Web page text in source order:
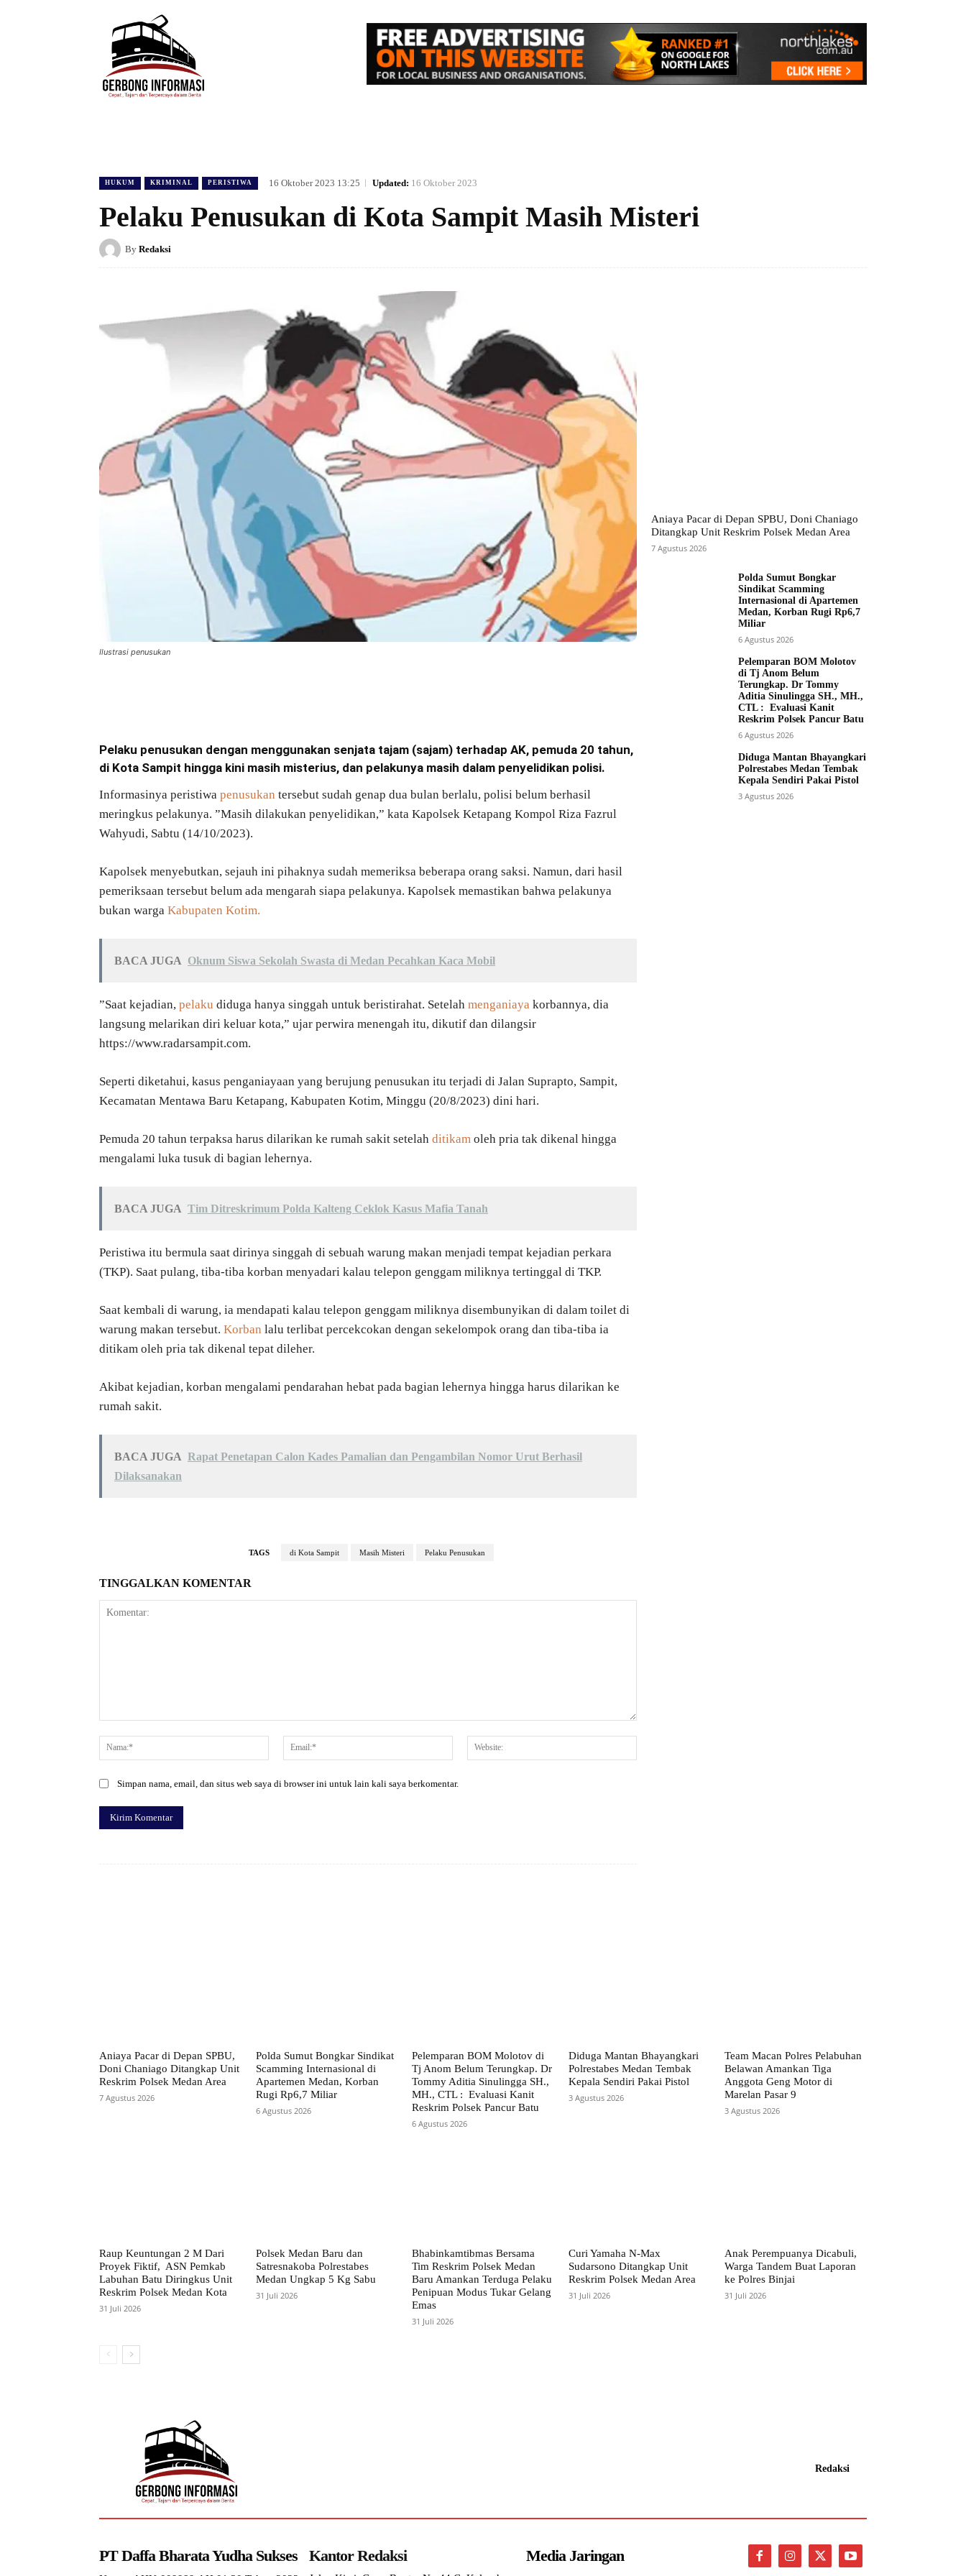
HUKUM KRIMINAL PERISTIWA 16 Oktober 2023 13:25 Updated: 16 Oktober 2023
Pelaku Penusukan di Kota Sampit Masih Misteri
By Redaksi
Ilustrasi penusukan
Pelaku penusukan dengan menggunakan senjata tajam (sajam) terhadap AK, pemuda 20 tahun,
di Kota Sampit hingga kini masih misterius, dan pelakunya masih dalam penyelidikan polisi.
Informasinya peristiwa penusukan tersebut sudah genap dua bulan berlalu, polisi belum berhasil
meringkus pelakunya. ”Masih dilakukan penyelidikan,” kata Kapolsek Ketapang Kompol Riza Fazrul
Wahyudi, Sabtu (14/10/2023).
Kapolsek menyebutkan, sejauh ini pihaknya sudah memeriksa beberapa orang saksi. Namun, dari hasil
pemeriksaan tersebut belum ada mengarah siapa pelakunya. Kapolsek memastikan bahwa pelakunya
bukan warga Kabupaten Kotim.
BACA JUGA Oknum Siswa Sekolah Swasta di Medan Pecahkan Kaca Mobil
”Saat kejadian, pelaku diduga hanya singgah untuk beristirahat. Setelah menganiaya korbannya, dia
langsung melarikan diri keluar kota,” ujar perwira menengah itu, dikutif dan dilangsir
https://www.radarsampit.com.
Seperti diketahui, kasus penganiayaan yang berujung penusukan itu terjadi di Jalan Suprapto, Sampit,
Kecamatan Mentawa Baru Ketapang, Kabupaten Kotim, Minggu (20/8/2023) dini hari.
Pemuda 20 tahun terpaksa harus dilarikan ke rumah sakit setelah ditikam oleh pria tak dikenal hingga
mengalami luka tusuk di bagian lehernya.
BACA JUGA Tim Ditreskrimum Polda Kalteng Ceklok Kasus Mafia Tanah
Peristiwa itu bermula saat dirinya singgah di sebuah warung makan menjadi tempat kejadian perkara
(TKP). Saat pulang, tiba-tiba korban menyadari kalau telepon genggam miliknya tertinggal di TKP.
Saat kembali di warung, ia mendapati kalau telepon genggam miliknya disembunyikan di dalam toilet di
warung makan tersebut. Korban lalu terlibat percekcokan dengan sekelompok orang dan tiba-tiba ia
ditikam oleh pria tak dikenal tepat dileher.
Akibat kejadian, korban mengalami pendarahan hebat pada bagian lehernya hingga harus dilarikan ke
rumah sakit.
BACA JUGA Rapat Penetapan Calon Kades Pamalian dan Pengambilan Nomor Urut Berhasil
Dilaksanakan
TAGS di Kota Sampit Masih Misteri Pelaku Penusukan
TINGGALKAN KOMENTAR
Nama:*
Email:*
Simpan nama, email, dan situs web saya di browser ini untuk lain kali saya berkomentar.
Aniaya Pacar di Depan SPBU, Doni Chaniago
Ditangkap Unit Reskrim Polsek Medan Area
7 Agustus 2026
Polda Sumut Bongkar
Sindikat Scamming
Internasional di Apartemen
Medan, Korban Rugi Rp6,7
Miliar
6 Agustus 2026
Pelemparan BOM Molotov
di Tj Anom Belum
Terungkap. Dr Tommy
Aditia Sinulingga SH., MH.,
CTL : Evaluasi Kanit
Reskrim Polsek Pancur Batu
6 Agustus 2026
Diduga Mantan Bhayangkari
Polrestabes Medan Tembak
Kepala Sendiri Pakai Pistol
3 Agustus 2026
Aniaya Pacar di Depan SPBU,
Doni Chaniago Ditangkap Unit
Reskrim Polsek Medan Area
7 Agustus 2026
Polda Sumut Bongkar Sindikat
Scamming Internasional di
Apartemen Medan, Korban
Rugi Rp6,7 Miliar
6 Agustus 2026
Pelemparan BOM Molotov di
Tj Anom Belum Terungkap. Dr
Tommy Aditia Sinulingga SH.,
MH., CTL : Evaluasi Kanit
Reskrim Polsek Pancur Batu
6 Agustus 2026
Diduga Mantan Bhayangkari
Polrestabes Medan Tembak
Kepala Sendiri Pakai Pistol
3 Agustus 2026
Team Macan Polres Pelabuhan
Belawan Amankan Tiga
Anggota Geng Motor di
Marelan Pasar 9
3 Agustus 2026
Raup Keuntungan 2 M Dari
Proyek Fiktif, ASN Pemkab
Labuhan Batu Diringkus Unit
Reskrim Polsek Medan Kota
31 Juli 2026
Polsek Medan Baru dan
Satresnakoba Polrestabes
Medan Ungkap 5 Kg Sabu
31 Juli 2026
Bhabinkamtibmas Bersama
Tim Reskrim Polsek Medan
Baru Amankan Terduga Pelaku
Penipuan Modus Tukar Gelang
Emas
31 Juli 2026
Curi Yamaha N-Max
Sudarsono Ditangkap Unit
Reskrim Polsek Medan Area
31 Juli 2026
Anak Perempuanya Dicabuli,
Warga Tandem Buat Laporan
ke Polres Binjai
31 Juli 2026
Redaksi
PT Daffa Bharata Yudha Sukses Kantor Redaksi Media Jaringan